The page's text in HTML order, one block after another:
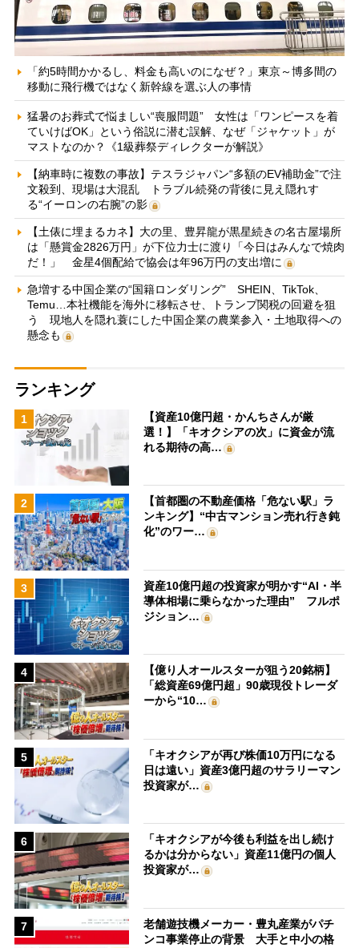
「約5時間かかるし、料金も高いのになぜ？」東京～博多間の
移動に飛行機ではなく新幹線を選ぶ人の事情
猛暑のお葬式で悩ましい“喪服問題” 女性は「ワンピースを着
ていけばOK」という俗説に潜む誤解、なぜ「ジャケット」が
マストなのか？《1級葬祭ディレクターが解説》
【納車時に複数の事故】テスラジャパン“多額のEV補助金”で注
文殺到、現場は大混乱 トラブル続発の背後に見え隠れす
る“イーロンの右腕”の影
【土俵に埋まるカネ】大の里、豊昇龍が黒星続きの名古屋場所
は「懸賞金2826万円」が下位力士に渡り「今日はみんなで焼肉
だ！」 金星4個配給で協会は年96万円の支出増に
急増する中国企業の“国籍ロンダリング” SHEIN、TikTok、
Temu…本社機能を海外に移転させ、トランプ関税の回避を狙
う 現地人を隠れ蓑にした中国企業の農業参入・土地取得への
懸念も
ランキング
1
【資産10億円超・かんちさんが厳
選！】「キオクシアの次」に資金が流
れる期待の高…
2
【首都圏の不動産価格「危ない駅」ラ
ンキング】“中古マンション売れ行き鈍
化”のワー…
3
資産10億円超の投資家が明かす“AI・半
導体相場に乗らなかった理由” フルポ
ジション…
4
【億り人オールスターが狙う20銘柄】
「総資産69億円超」90歳現役トレーダ
ーから“10…
5
「キオクシアが再び株価10万円になる
日は遠い」資産3億円超のサラリーマン
投資家が…
6
「キオクシアが今後も利益を出し続け
るかは分からない」資産11億円の個人
投資家が…
7
老舗遊技機メーカー・豊丸産業がパチ
ンコ事業停止の背景 大手と中小の格